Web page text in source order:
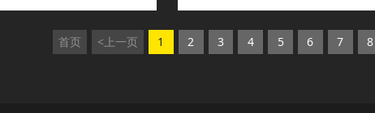
首页 <上一页 1 2 3 4 5 6 7 8